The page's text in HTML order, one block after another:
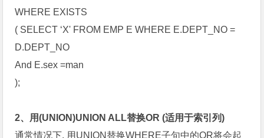
WHERE EXISTS
( SELECT ‘X' FROM EMP E WHERE E.DEPT_NO =
D.DEPT_NO
And E.sex =man
);
2、用(UNION)UNION ALL替换OR (适用于索引列)
通常情况下, 用UNION替换WHERE子句中的OR将会起